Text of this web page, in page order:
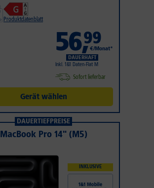
Produktdatenblatt
56,99
€/Monat*
DAUERHAFT
Inkl. 1&1 Daten-Flat M
Sofort lieferbar
Gerät wählen
DAUERTIEFPREISE
MacBook Pro 14" (M5)
INKLUSIVE